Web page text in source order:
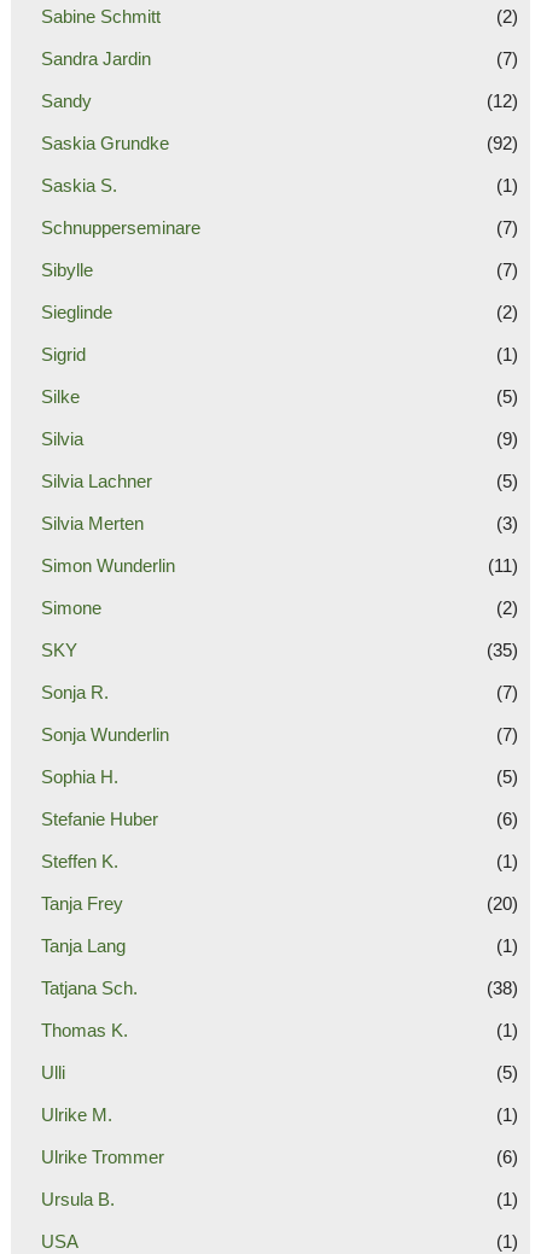
Sabine Schmitt (2)
Sandra Jardin (7)
Sandy (12)
Saskia Grundke (92)
Saskia S. (1)
Schnupperseminare (7)
Sibylle (7)
Sieglinde (2)
Sigrid (1)
Silke (5)
Silvia (9)
Silvia Lachner (5)
Silvia Merten (3)
Simon Wunderlin (11)
Simone (2)
SKY (35)
Sonja R. (7)
Sonja Wunderlin (7)
Sophia H. (5)
Stefanie Huber (6)
Steffen K. (1)
Tanja Frey (20)
Tanja Lang (1)
Tatjana Sch. (38)
Thomas K. (1)
Ulli (5)
Ulrike M. (1)
Ulrike Trommer (6)
Ursula B. (1)
USA (1)